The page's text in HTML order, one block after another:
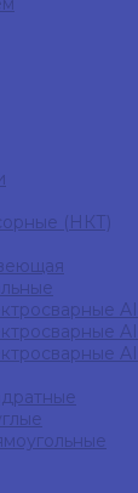
(НКТ)